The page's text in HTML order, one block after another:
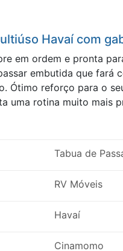
Havaí com
em ordem e pronta
embutida que
Ótimo reforço para o
uma rotina muito mais
Tabua de
RV Móveis
Havaí
Cinamomo